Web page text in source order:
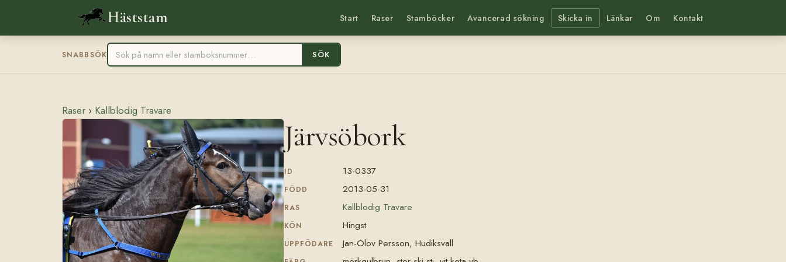
Häststam Start Raser Stamböcker Avancerad sökning Skicka in Länkar Om Kontakt
SNABBSÖK SÖK
Raser › Kallblodig Travare
Järvsöbork
ID 13-0337
FÖDD 2013-05-31
RAS Kallblodig Travare
KÖN Hingst
UPPFÖDARE Jan-Olov Persson, Hudiksvall